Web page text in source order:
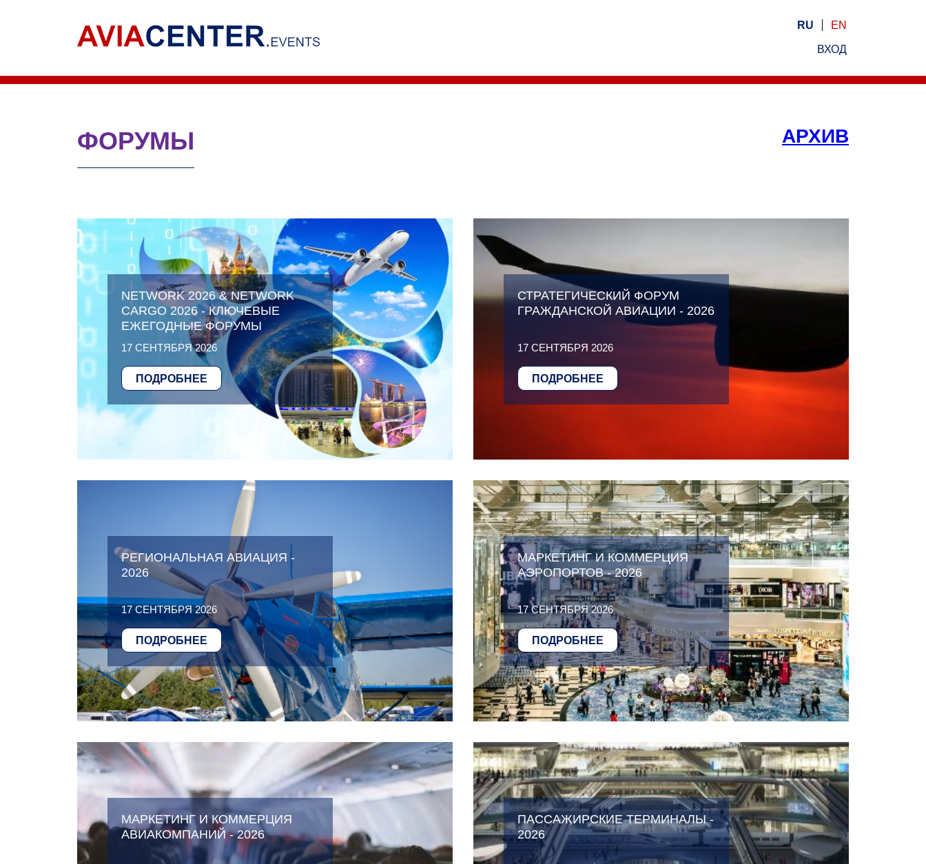
RU EN
ВХОД
ФОРУМЫ АРХИВ
NETWORK 2026 & NETWORK
CARGO 2026 - КЛЮЧЕВЫЕ
ЕЖЕГОДНЫЕ ФОРУМЫ
17 СЕНТЯБРЯ 2026
ПОДРОБНЕЕ
СТРАТЕГИЧЕСКИЙ ФОРУМ
ГРАЖДАНСКОЙ АВИАЦИИ - 2026
17 СЕНТЯБРЯ 2026
ПОДРОБНЕЕ
РЕГИОНАЛЬНАЯ АВИАЦИЯ -
2026
17 СЕНТЯБРЯ 2026
ПОДРОБНЕЕ
МАРКЕТИНГ И КОММЕРЦИЯ
АЭРОПОРТОВ - 2026
17 СЕНТЯБРЯ 2026
ПОДРОБНЕЕ
МАРКЕТИНГ И КОММЕРЦИЯ
АВИАКОМПАНИЙ - 2026
ПАССАЖИРСКИЕ ТЕРМИНАЛЫ -
2026